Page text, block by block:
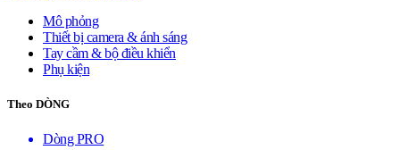
Mô phỏng
Thiết bị camera & ánh sáng
Tay cầm & bộ điều khiển
Phụ kiện
Theo DÒNG
Dòng PRO